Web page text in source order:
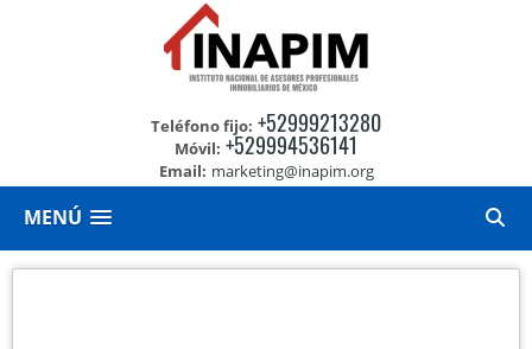
Teléfono fijo: +52999213280
Móvil: +529994536141
Email: marketing@inapim.org
MENÚ